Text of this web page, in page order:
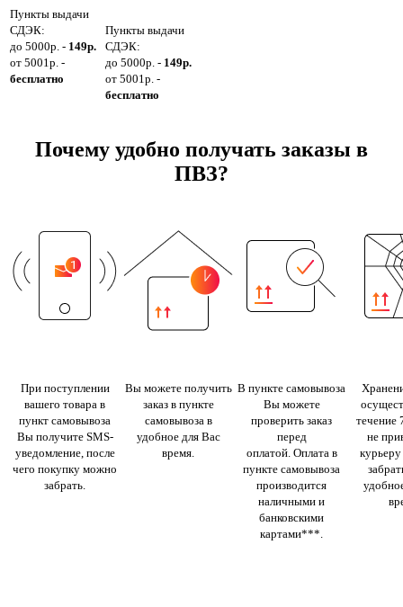
Пункты выдачи
СДЭК:
до 5000р. - 149р.
от 5001р. -
бесплатно
Пункты выдачи
СДЭК:
до 5000р. - 149р.
от 5001р. -
бесплатно
Почему удобно получать заказы в
ПВЗ?
При поступлении
вашего товара в
пункт самовывоза
Вы получите SMS-
уведомление, после
чего покупку можно
забрать.
Вы можете получить
заказ в пункте
самовывоза в
удобное для Вас
время.
В пункте самовывоза
Вы можете
проверить заказ
перед
оплатой. Оплата в
пункте самовывоза
производится
наличными и
банковскими
картами***.
течение
не